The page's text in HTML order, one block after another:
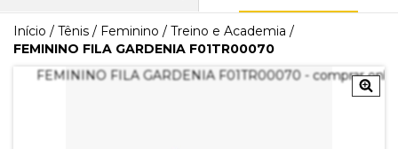
Início / Tênis / Feminino / Treino e Academia /
FEMININO FILA GARDENIA F01TR00070